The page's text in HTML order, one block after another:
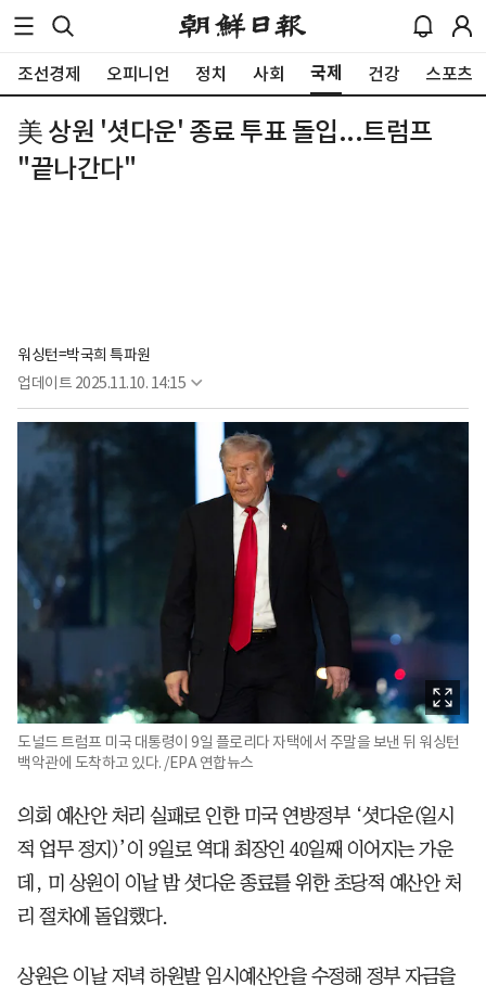
조선경제 오피니언 정치 사회 국제 건강 스포츠
美 상원 '셧다운' 종료 투표 돌입...트럼프
"끝나간다"
워싱턴=박국희 특파원
업데이트 2025.11.10. 14:15
도널드 트럼프 미국 대통령이 9일 플로리다 자택에서 주말을 보낸 뒤 워싱턴
백악관에 도착하고 있다. /EPA 연합뉴스
의회 예산안 처리 실패로 인한 미국 연방정부 ‘셧다운(일시
적 업무 정지)’이 9일로 역대 최장인 40일째 이어지는 가운
데, 미 상원이 이날 밤 셧다운 종료를 위한 초당적 예산안 처
리 절차에 돌입했다.
상원은 이날 저녁 하원발 임시예산안을 수정해 정부 자금을